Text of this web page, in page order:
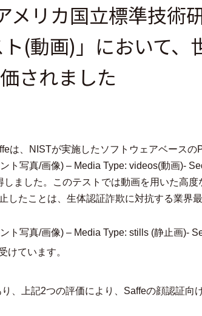
メリカ国立標準技術
(動画)」において、
価されました
は、NISTが実施したソフトウェアベースの
ト写真/画像) – Media Type: videos(動画)-
ました。このテストでは動画を用いた高
したことは、生体認証詐欺に対抗する業界
ト写真/画像) – Media Type: stills (静止画)-
けています。
、上記2つの評価により、Saffeの顔認証向